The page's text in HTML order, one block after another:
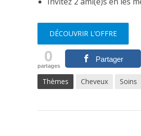
DÉCOUVRIR L’OFFRE
0
partages
Partager
Thèmes Cheveux Soins